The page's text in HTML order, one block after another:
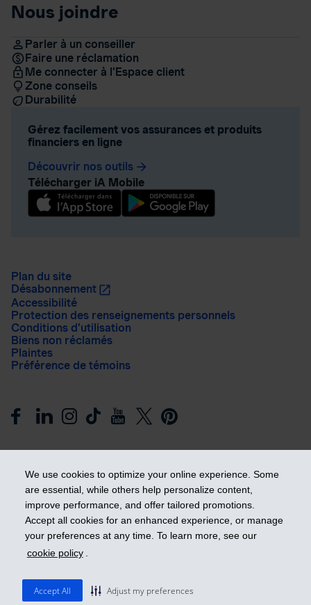
We use cookies to optimize your online experience. Some
are essential, while others help personalize content,
improve performance, and offer tailored promotions.
Accept all cookies for an enhanced experience, or manage
your preferences at any time. To learn more, see our
cookie policy .
Accept All Adjust my preferences
Nous joindre
Parler à un conseiller
Faire une réclamation
Me connecter à l’Espace client
Zone conseils
Durabilité
Gérez facilement vos assurances et produits
financiers en ligne
Découvrir nos outils arrow_forward
Télécharger iA Mobile
Plan du site
Désabonnement
Accessibilité
Protection des renseignements personnels
Conditions d’utilisation
Biens non réclamés
Plaintes
Préférence de témoins
Prendre les devants